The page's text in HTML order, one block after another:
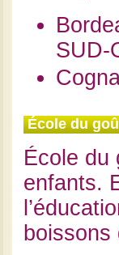
SUD-
École du
École du
enfants.
boissons